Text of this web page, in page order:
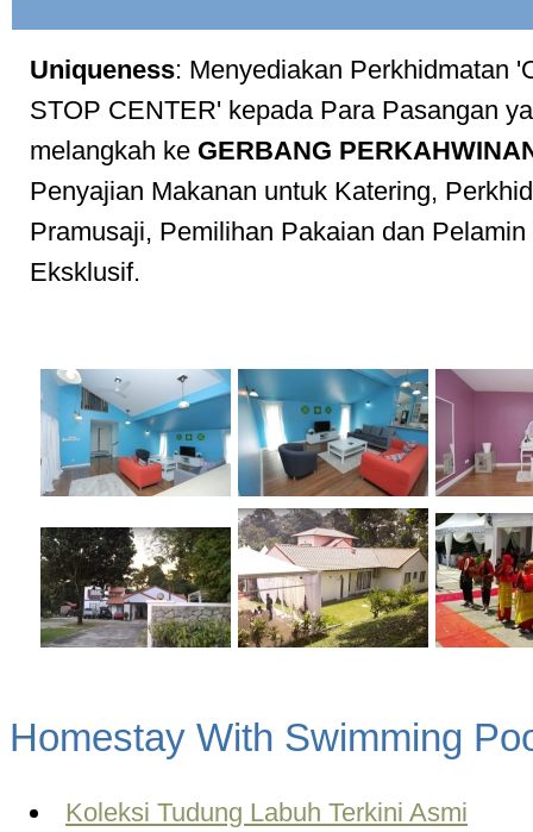
Uniqueness: Menyediakan Perkhidmatan
STOP CENTER' kepada Para Pasangan
melangkah ke GERBANG
Penyajian Makanan untuk Katering,
Pramusaji, Pemilihan Pakaian dan Pelamin
Eksklusif.
Homestay With Swimming
Koleksi Tudung Labuh Terkini Asmi